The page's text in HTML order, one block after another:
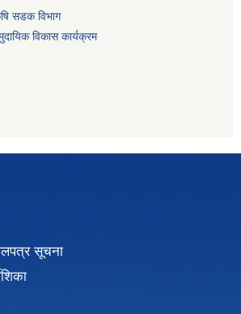
सडक विभाग
विकास कार्यक्रम
सूचना